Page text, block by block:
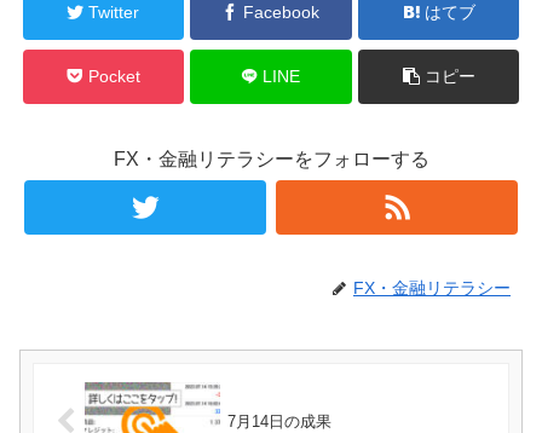
Twitter Facebook はてブ
Pocket LINE コピー
FX・金融リテラシーをフォローする
FX・金融リテラシー
7月14日の成果